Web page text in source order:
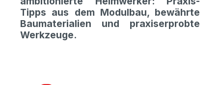
Tipps aus dem Modulbau, bewährte
Baumaterialien und praxiserprobte
Werkzeuge.